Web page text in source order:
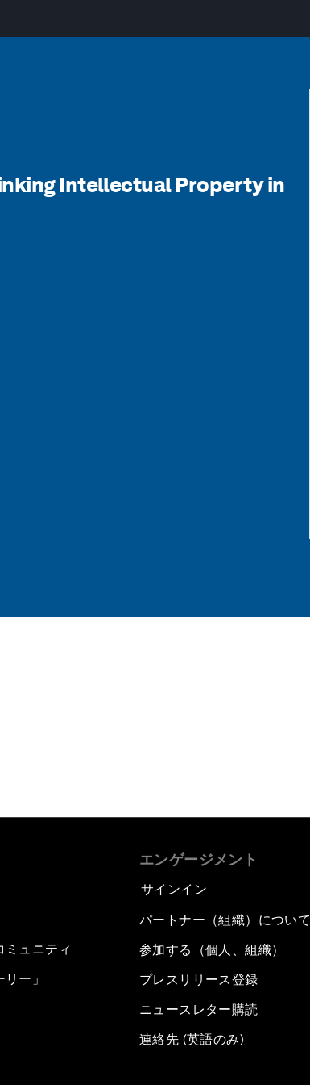
Intellectual Property in
ミュニティ
ー」
エンゲージメント
サインイン
パートナー（組織）について
参加する（個人、組織）
プレスリリース登録
ニュースレター購読
連絡先 (英語のみ)